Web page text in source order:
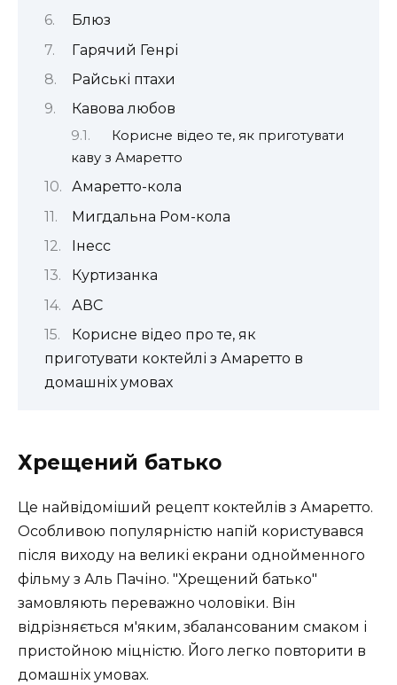
Блюз
Гарячий Генрі
Райські птахи
Кавова любов
Корисне відео те, як приготувати
каву з Амаретто
Амаретто-кола
Мигдальна Ром-кола
Інесс
Куртизанка
АВС
Корисне відео про те, як
приготувати коктейлі з Амаретто в
домашніх умовах
Хрещений батько
Це найвідоміший рецепт коктейлів з Амаретто.
Особливою популярністю напій користувався
після виходу на великі екрани однойменного
фільму з Аль Пачіно. "Хрещений батько"
замовляють переважно чоловіки. Він
відрізняється м'яким, збалансованим смаком і
пристойною міцністю. Його легко повторити в
домашніх умовах.